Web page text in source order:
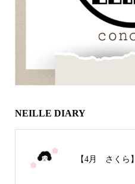
NEILLE DIARY
【4月 さくら】